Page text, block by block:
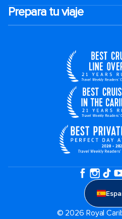
Prepara tu viaje
© 2026 Royal